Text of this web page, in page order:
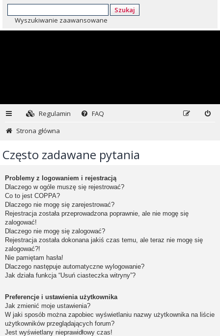
Szukaj
Wyszukiwanie zaawansowane
Regulamin
FAQ
Strona główna
Często zadawane pytania
Problemy z logowaniem i rejestracją
Dlaczego w ogóle muszę się rejestrować?
Co to jest COPPA?
Dlaczego nie mogę się zarejestrować?
Rejestracja została przeprowadzona poprawnie, ale nie mogę się
zalogować!
Dlaczego nie mogę się zalogować?
Rejestracja została dokonana jakiś czas temu, ale teraz nie mogę się
zalogować?!
Nie pamiętam hasła!
Dlaczego następuje automatyczne wylogowanie?
Jak działa funkcja “Usuń ciasteczka witryny”?
Preferencje i ustawienia użytkownika
Jak zmienić moje ustawienia?
W jaki sposób można zapobiec wyświetlaniu nazwy użytkownika na liście
użytkowników przeglądających forum?
Jest wyświetlany nieprawidłowy czas!